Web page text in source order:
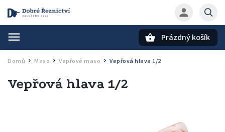
Prázdný košík
Domů / Maso / Vepřové maso / Vepřová hlava 1/2
Vepřová hlava 1/2